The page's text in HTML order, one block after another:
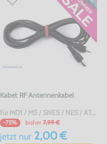
Kabel: RF Antennenkabel
für MD1 / MS / SNES / NES / ATARI 2600 7800 / Jaguar / C64 / Sinclair, gebraucht
-75% bisher 7,99 €
jetzt nur2,00 €